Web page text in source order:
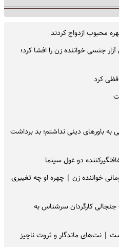
محبوب ازدواج کردند
جنسی خواننده زن را افشا کرد؛
کرد
باورهای دینی نداشتم؛ بد برداشت
دو غول سینما
۴۰ میلیارد تومانی خواننده زن | چهره او چه تغییری
جنجالی کارگردان سرشناس به
| نت‌های ماندگار و ثروت ناچیز